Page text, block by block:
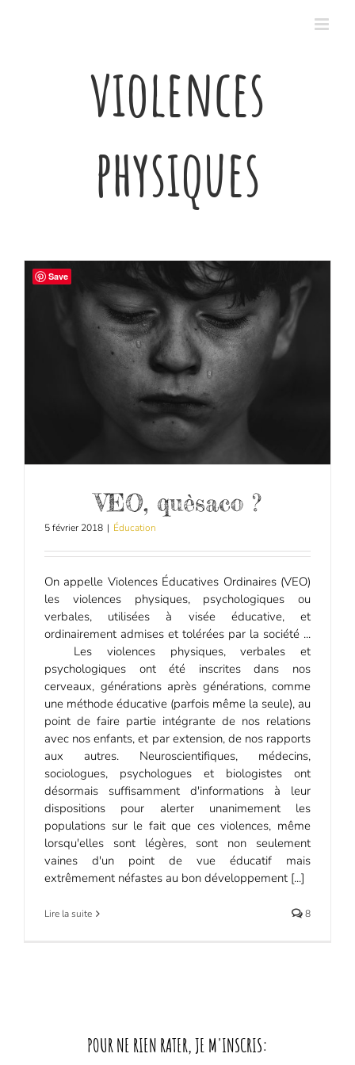
violences
physiques
VEO, quèsaco ?
5 février 2018 | Éducation
On appelle Violences Éducatives Ordinaires (VEO)
les violences physiques, psychologiques ou
verbales, utilisées à visée éducative, et
ordinairement admises et tolérées par la société ...
Les violences physiques, verbales et
psychologiques ont été inscrites dans nos
cerveaux, générations après générations, comme
une méthode éducative (parfois même la seule), au
point de faire partie intégrante de nos relations
avec nos enfants, et par extension, de nos rapports
aux autres. Neuroscientifiques, médecins,
sociologues, psychologues et biologistes ont
désormais suffisamment d'informations à leur
dispositions pour alerter unanimement les
populations sur le fait que ces violences, même
lorsqu'elles sont légères, sont non seulement
vaines d'un point de vue éducatif mais
extrêmement néfastes au bon développement [...]
Lire la suite 8
POUR NE RIEN RATER, JE M'INSCRIS:
Save